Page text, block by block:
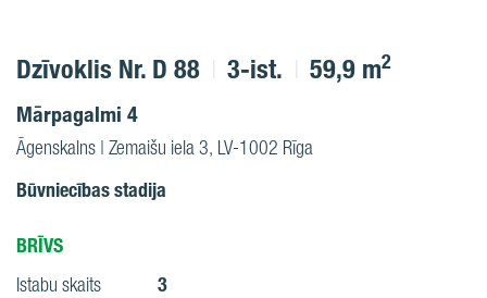
Dzīvoklis Nr. D 88 3-ist. 59,9 m2
Mārpagalmi 4
Āgenskalns | Zemaišu iela 3, LV-1002 Rīga
Būvniecības stadija
BRĪVS
Istabu skaits 3